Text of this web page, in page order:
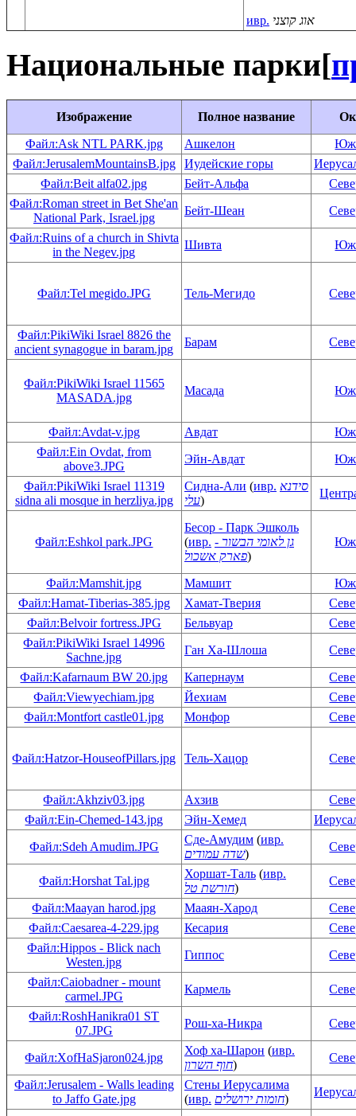
ивр. אוג קוצני
Национальные парки[
Изображение Полное название
Файл:Ask NTL PARK.jpg
Ашкелон
Файл:JerusalemMountainsB.jpg
Иудейские горы
Файл:Beit alfa02.jpg
Бейт-Альфа
Файл:Roman street in Bet She'an
National Park, Israel.jpg
Бейт-Шеан
Файл:Ruins of a church in Shivta
in the Negev.jpg
Шивта
Файл:Tel megido.JPG Тель-Мегидо
Файл:PikiWiki Israel 8826 the
ancient synagogue in baram.jpg
Барам
Файл:PikiWiki Israel 11565
MASADA.jpg
Масада
Файл:Avdat-v.jpg Авдат
Файл:Ein Ovdat, from
above3.JPG
Эйн-Авдат
Файл:PikiWiki Israel 11319
sidna ali mosque in herzliya.jpg
Сидна-Али (ивр. סידנא
עלי)
Файл:Eshkol park.JPG
Бесор - Парк Эшколь
(ивр. גן לאומי הבשור -
פארק אשכול)
Файл:Mamshit.jpg Мамшит
Файл:Hamat-Tiberias-385.jpg
Хамат-Тверия
Файл:Belvoir fortress.JPG
Бельвуар
Файл:PikiWiki Israel 14996
Sachne.jpg
Ган Ха-Шлоша
Файл:Kafarnaum BW 20.jpg
Капернаум
Файл:Viewyechiam.jpg
Йехиам
Файл:Montfort castle01.jpg
Монфор
Файл:Hatzor-HouseofPillars.jpg Тель-Хацор
Файл:Akhziv03.jpg Ахзив
Файл:Ein-Chemed-143.jpg
Эйн-Хемед
Файл:Sdeh Amudim.JPG
Сде-Амудим (ивр.
שדה עמודים)
Файл:Horshat Tal.jpg
Хоршат-Таль (ивр.
חורשת טל)
Файл:Maayan harod.jpg
Мааян-Харод
Файл:Caesarea-4-229.jpg
Кесария
Файл:Hippos - Blick nach
Westen.jpg
Гиппос
Файл:Caiobadner - mount
carmel.JPG
Кармель
Файл:RoshHanikra01 ST
07.JPG
Рош-ха-Никра
Файл:XofHaSjaron024.jpg
Хоф ха-Шарон (ивр.
חוף השרון)
Файл:Jerusalem - Walls leading
to Jaffo Gate.jpg
Стены Иерусалима
(ивр. חומות ירושלים)